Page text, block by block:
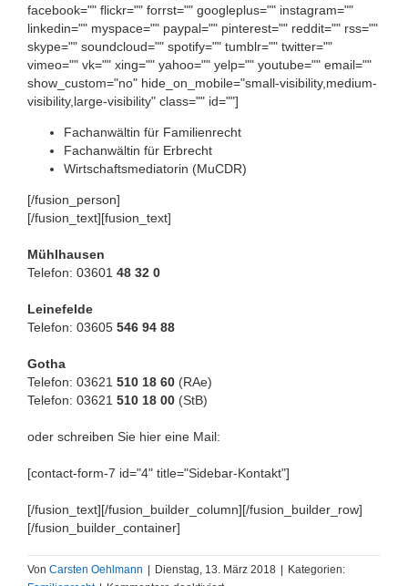
facebook="" flickr="" forrst="" googleplus="" instagram=""
linkedin="" myspace="" paypal="" pinterest="" reddit="" rss=""
skype="" soundcloud="" spotify="" tumblr="" twitter=""
vimeo="" vk="" xing="" yahoo="" yelp="" youtube="" email=""
show_custom="no" hide_on_mobile="small-visibility,medium-
visibility,large-visibility" class="" id=""]
Fachanwältin für Familienrecht
Fachanwältin für Erbrecht
Wirtschaftsmediatorin (MuCDR)
[/fusion_person]
[/fusion_text][fusion_text]
Mühlhausen
Telefon: 03601 48 32 0
Leinefelde
Telefon: 03605 546 94 88
Gotha
Telefon: 03621 510 18 60 (RAe)
Telefon: 03621 510 18 00 (StB)
oder schreiben Sie hier eine Mail:
[contact-form-7 id="4" title="Sidebar-Kontakt"]
[/fusion_text][/fusion_builder_column][/fusion_builder_row]
[/fusion_builder_container]
Von Carsten Oehlmann Dienstag, 13. März 2018
Kategorien: